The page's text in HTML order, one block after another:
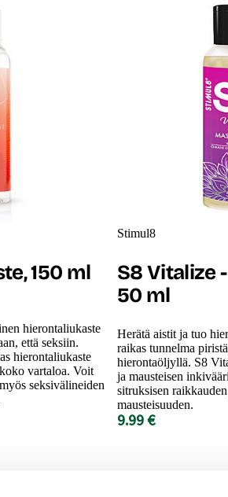
150 ml
hierontaliukaste
että seksiin.
hierontaliukaste
vartaloa. Voit
seksivälineiden
Stimul8
S8 Vitalize
50 ml
Herätä aistit ja tuo
raikas tunnelma
hierontaöljyllä. S8
ja mausteisen
sitruksisen
mausteisuuden.
9.99 €